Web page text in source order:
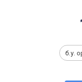
б.у.